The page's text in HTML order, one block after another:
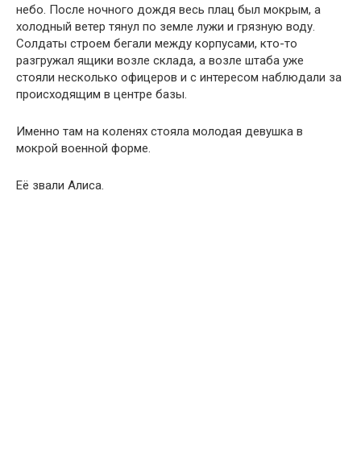
небо. После ночного дождя весь плац был мокрым, а
холодный ветер тянул по земле лужи и грязную воду.
Солдаты строем бегали между корпусами, кто-то
разгружал ящики возле склада, а возле штаба уже
стояли несколько офицеров и с интересом наблюдали за
происходящим в центре базы.
Именно там на коленях стояла молодая девушка в
мокрой военной форме.
Её звали Алиса.